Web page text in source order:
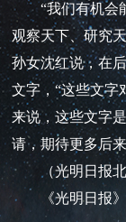
“我们有机会能
观察天下、研究
孙女沈红说，在
文字，“这些文字
来说，这些文字
请，期待更多后
（光明日报北
《光明日报》（